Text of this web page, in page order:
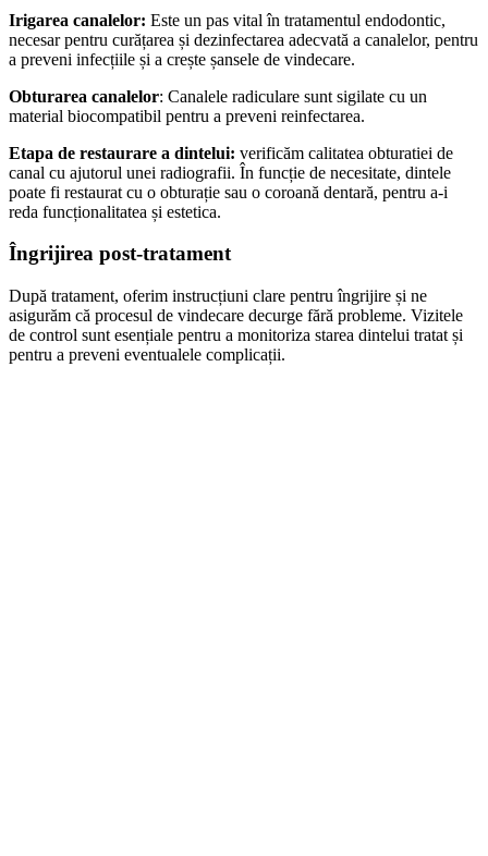
Irigarea canalelor: Este un pas vital în tratamentul endodontic,
necesar pentru curățarea și dezinfectarea adecvată a canalelor, pentru
a preveni infecțiile și a crește șansele de vindecare.
Obturarea canalelor: Canalele radiculare sunt sigilate cu un
material biocompatibil pentru a preveni reinfectarea.
Etapa de restaurare a dintelui: verificăm calitatea obturatiei de
canal cu ajutorul unei radiografii. În funcție de necesitate, dintele
poate fi restaurat cu o obturație sau o coroană dentară, pentru a-i
reda funcționalitatea și estetica.
Îngrijirea post-tratament
După tratament, oferim instrucțiuni clare pentru îngrijire și ne
asigurăm că procesul de vindecare decurge fără probleme. Vizitele
de control sunt esențiale pentru a monitoriza starea dintelui tratat și
pentru a preveni eventualele complicații.